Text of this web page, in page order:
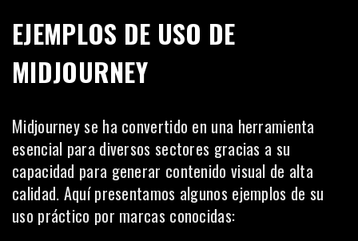
EJEMPLOS DE USO DE
MIDJOURNEY
Midjourney se ha convertido en una herramienta
esencial para diversos sectores gracias a su
capacidad para generar contenido visual de alta
calidad. Aquí presentamos algunos ejemplos de su
uso práctico por marcas conocidas: